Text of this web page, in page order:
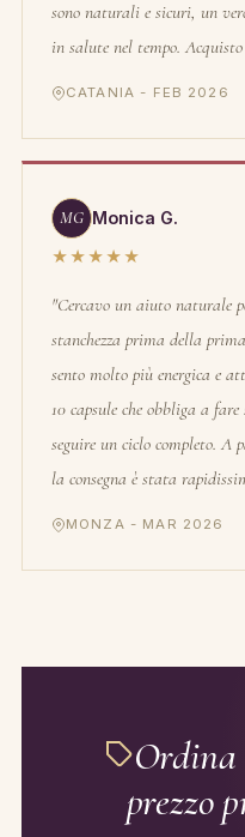
sono naturali e sicuri, un
in salute nel tempo.
CATANIA - FEB 2026
MG Monica G.
★★★★★
"Cercavo un aiuto naturale
stanchezza prima della
sento molto più energica e
10 capsule che obbliga a
seguire un ciclo completo. A
la consegna è stata
MONZA - MAR 2026
prezzo